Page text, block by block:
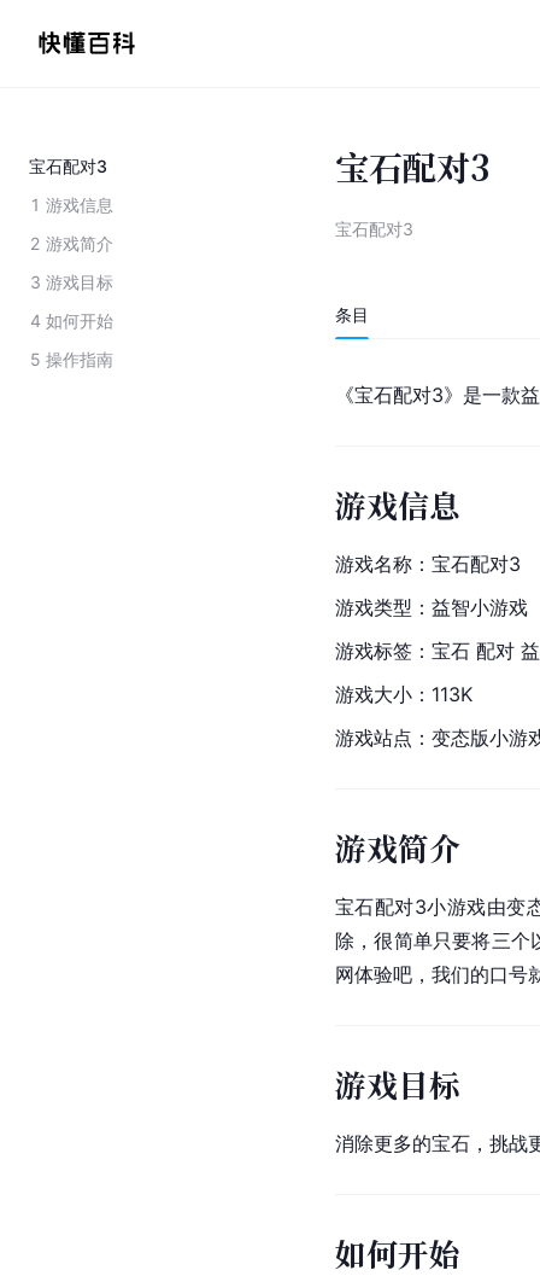
宝石配对3
1 游戏信息
2 游戏简介
3 游戏目标
4 如何开始
5 操作指南
宝石配对3
宝石配对3
条目
《宝石配对3》是一款
游戏信息
游戏名称：宝石配对3
游戏类型：益智小游戏
游戏标签：宝石 配对
游戏大小：113K
游戏站点：变态版小游
游戏简介
宝石配对3小游戏由变
除，很简单只要将三个
网体验吧，我们的口号
游戏目标
消除更多的宝石，挑战
如何开始